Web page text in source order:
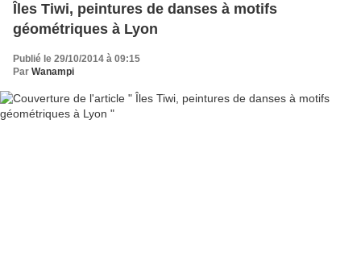
Îles Tiwi, peintures de danses à motifs
géométriques à Lyon
Publié le 29/10/2014 à 09:15
Par Wanampi